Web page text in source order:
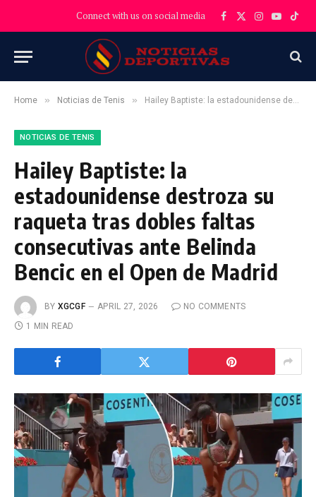
Connect with us on social media Facebook
X
Instagram
YouTube
Home » Noticias de Tenis » Hailey Baptiste: la estadounidense destroza su raqueta tras dobles faltas consecutivas ante Belinda Bencic en el Open de Madrid
NOTICIAS DE TENIS
Hailey Baptiste: la
estadounidense destroza su
raqueta tras dobles faltas
consecutivas ante Belinda
Bencic en el Open de Madrid
BY XGCGF APRIL 27, 2026
NO COMMENTS
1 MIN READ